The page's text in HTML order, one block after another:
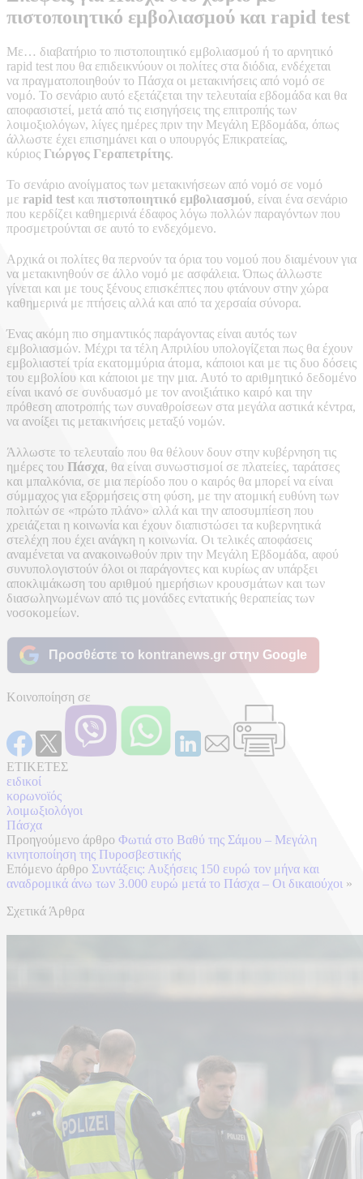
πιστοποιητικό εμβολιασμού και rapid test
Με… διαβατήριο το πιστοποιητικό εμβολιασμού ή το αρνητικό
rapid test που θα επιδεικνύουν οι πολίτες στα διόδια, ενδέχεται
να πραγματοποιηθούν το Πάσχα οι μετακινήσεις από νομό σε
νομό. Το σενάριο αυτό εξετάζεται την τελευταία εβδομάδα και θα
αποφασιστεί, μετά από τις εισηγήσεις της επιτροπής των
λοιμοξιολόγων, λίγες ημέρες πριν την Μεγάλη Εβδομάδα, όπως
άλλωστε έχει επισημάνει και ο υπουργός Επικρατείας,
κύριος Γιώργος Γεραπετρίτης.
Το σενάριο ανοίγματος των μετακινήσεων από νομό σε νομό
με rapid test και πιστοποιητικό εμβολιασμού, είναι ένα σενάριο
που κερδίζει καθημερινά έδαφος λόγω πολλών παραγόντων που
προσμετρούνται σε αυτό το ενδεχόμενο.
Αρχικά οι πολίτες θα περνούν τα όρια του νομού που διαμένουν για
να μετακινηθούν σε άλλο νομό με ασφάλεια. Όπως άλλωστε
γίνεται και με τους ξένους επισκέπτες που φτάνουν στην χώρα
καθημερινά με πτήσεις αλλά και από τα χερσαία σύνορα.
Ένας ακόμη πιο σημαντικός παράγοντας είναι αυτός των
εμβολιασμών. Μέχρι τα τέλη Απριλίου υπολογίζεται πως θα έχουν
εμβολιαστεί τρία εκατομμύρια άτομα, κάποιοι και με τις δυο δόσεις
του εμβολίου και κάποιοι με την μια. Αυτό το αριθμητικό δεδομένο
είναι ικανό σε συνδυασμό με τον ανοιξιάτικο καιρό και την
πρόθεση αποτροπής των συναθροίσεων στα μεγάλα αστικά κέντρα,
να ανοίξει τις μετακινήσεις μεταξύ νομών.
Άλλωστε το τελευταίο που θα θέλουν δουν στην κυβέρνηση τις
ημέρες του Πάσχα, θα είναι συνωστισμοί σε πλατείες, ταράτσες
και μπαλκόνια, σε μια περίοδο που ο καιρός θα μπορεί να είναι
σύμμαχος για εξορμήσεις στη φύση, με την ατομική ευθύνη των
πολιτών σε «πρώτο πλάνο» αλλά και την αποσυμπίεση που
χρειάζεται η κοινωνία και έχουν διαπιστώσει τα κυβερνητικά
στελέχη που έχει ανάγκη η κοινωνία. Οι τελικές αποφάσεις
αναμένεται να ανακοινωθούν πριν την Μεγάλη Εβδομάδα, αφού
συνυπολογιστούν όλοι οι παράγοντες και κυρίως αν υπάρξει
αποκλιμάκωση του αριθμού ημερήσιων κρουσμάτων και των
διασωληνωμένων από τις μονάδες εντατικής θεραπείας των
νοσοκομείων.
Προσθέστε το kontranews.gr στην Google
Κοινοποίηση σε
ΕΤΙΚΕΤΕΣ
ειδικοί
κορωνοϊός
λοιμωξιολόγοι
Πάσχα
Προηγούμενο άρθρο Φωτιά στο Βαθύ της Σάμου – Μεγάλη
κινητοποίηση της Πυροσβεστικής
Επόμενο άρθρο Συντάξεις: Αυξήσεις 150 ευρώ τον μήνα και
αναδρομικά άνω των 3.000 ευρώ μετά το Πάσχα – Οι δικαιούχοι »
Σχετικά Άρθρα